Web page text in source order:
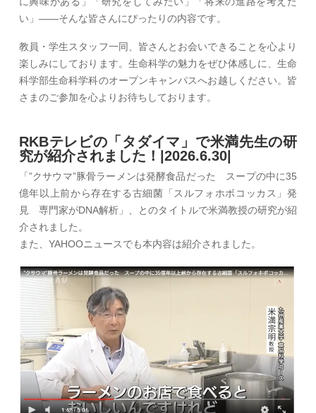
い」――そんな皆さんにぴったりの内容です。
教員・学生スタッフ一同、皆さんとお会いできることを心より
楽しみにしております。生命科学の魅力をぜひ体感しに、生命
科学部生命科学科のオープンキャンパスへお越しください。皆
さまのご参加を心よりお待ちしております。
RKBテレビの「タダイマ」で米満先生の研
究が紹介されました！|2026.6.30|
「”クサウマ”豚骨ラーメンは発酵食品だった スープの中に35
億年以上前から存在する古細菌「スルフォホボコッカス」発
見 専門家がDNA解析」、とのタイトルで米満教授の研究が紹
介されました。
また、YAHOOニュースでも本内容は紹介されました。